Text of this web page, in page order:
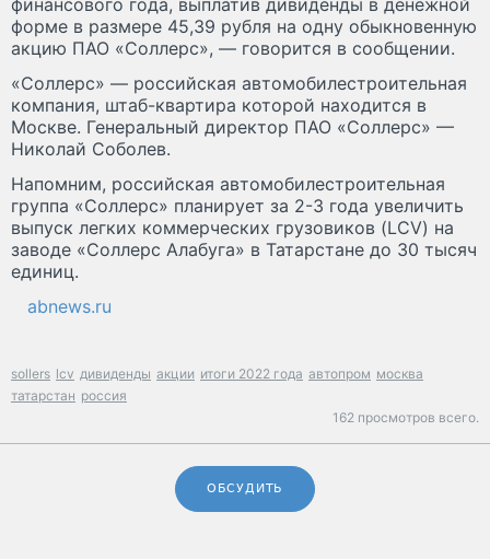
финансового года, выплатив дивиденды в денежной
форме в размере 45,39 рубля на одну обыкновенную
акцию ПАО «Соллерс», — говорится в сообщении.
«Соллерс» — российская автомобилестроительная
компания, штаб-квартира которой находится в
Москве. Генеральный директор ПАО «Соллерс» —
Николай Соболев.
Напомним, российская автомобилестроительная
группа «Соллерс» планирует за 2-3 года увеличить
выпуск легких коммерческих грузовиков (LCV) на
заводе «Соллерс Алабуга» в Татарстане до 30 тысяч
единиц.
abnews.ru
sollers lcv дивиденды акции итоги 2022 года автопром москва
татарстан россия
162 просмотров всего.
ОБСУДИТЬ